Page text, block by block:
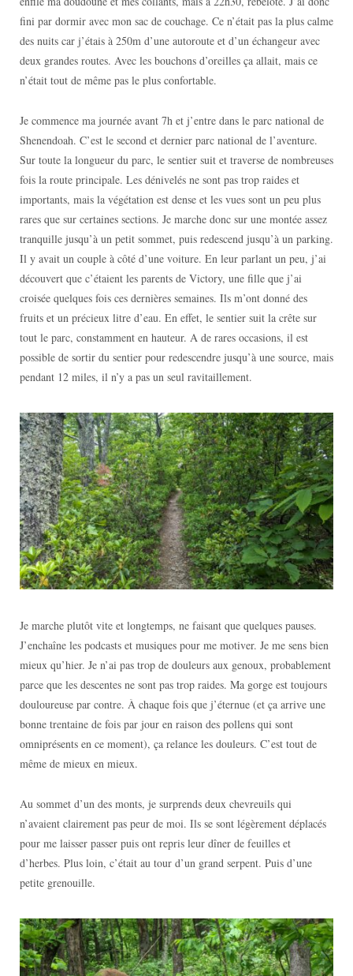
fini par dormir avec mon sac de couchage. Ce n’était pas la plus calme
des nuits car j’étais à 250m d’une autoroute et d’un échangeur avec
deux grandes routes. Avec les bouchons d’oreilles ça allait, mais ce
n’était tout de même pas le plus confortable.
Je commence ma journée avant 7h et j’entre dans le parc national de
Shenendoah. C’est le second et dernier parc national de l’aventure.
Sur toute la longueur du parc, le sentier suit et traverse de nombreuses
fois la route principale. Les dénivelés ne sont pas trop raides et
importants, mais la végétation est dense et les vues sont un peu plus
rares que sur certaines sections. Je marche donc sur une montée assez
tranquille jusqu’à un petit sommet, puis redescend jusqu’à un parking.
Il y avait un couple à côté d’une voiture. En leur parlant un peu, j’ai
découvert que c’étaient les parents de Victory, une fille que j’ai
croisée quelques fois ces dernières semaines. Ils m’ont donné des
fruits et un précieux litre d’eau. En effet, le sentier suit la crête sur
tout le parc, constamment en hauteur. A de rares occasions, il est
possible de sortir du sentier pour redescendre jusqu’à une source, mais
pendant 12 miles, il n’y a pas un seul ravitaillement.
Je marche plutôt vite et longtemps, ne faisant que quelques pauses.
J’enchaîne les podcasts et musiques pour me motiver. Je me sens bien
mieux qu’hier. Je n’ai pas trop de douleurs aux genoux, probablement
parce que les descentes ne sont pas trop raides. Ma gorge est toujours
douloureuse par contre. À chaque fois que j’éternue (et ça arrive une
bonne trentaine de fois par jour en raison des pollens qui sont
omniprésents en ce moment), ça relance les douleurs. C’est tout de
même de mieux en mieux.
Au sommet d’un des monts, je surprends deux chevreuils qui
n’avaient clairement pas peur de moi. Ils se sont légèrement déplacés
pour me laisser passer puis ont repris leur dîner de feuilles et
d’herbes. Plus loin, c’était au tour d’un grand serpent. Puis d’une
petite grenouille.